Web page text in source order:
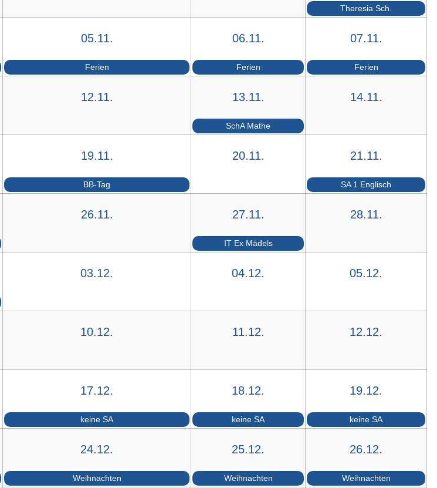
Theresia Sch.
05.11.
Ferien
06.11.
Ferien
07.11.
Ferien
12.11. 13.11.
SchA Mathe
14.11.
19.11.
BB-Tag
20.11. 21.11.
SA 1 Englisch
26.11. 27.11.
IT Ex Mädels
28.11.
03.12. 04.12. 05.12.
10.12. 11.12. 12.12.
17.12.
keine SA
18.12.
keine SA
19.12.
keine SA
24.12.
Weihnachten
25.12.
Weihnachten
26.12.
Weihnachten